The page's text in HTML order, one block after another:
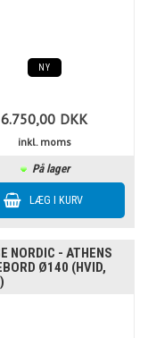
NY
6.750,00 DKK
inkl. moms
På lager
NORDIC - ATHENS
Ø140 (HVID,